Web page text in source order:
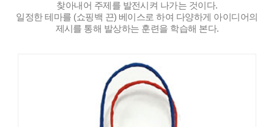
찾아내어 주제를 발전시켜 나가는 것이다.
일정한 테마를 (쇼핑백 끈) 베이스로 하여 다양하게 아이디어의
제시를 통해 발상하는 훈련을 학습해 본다.